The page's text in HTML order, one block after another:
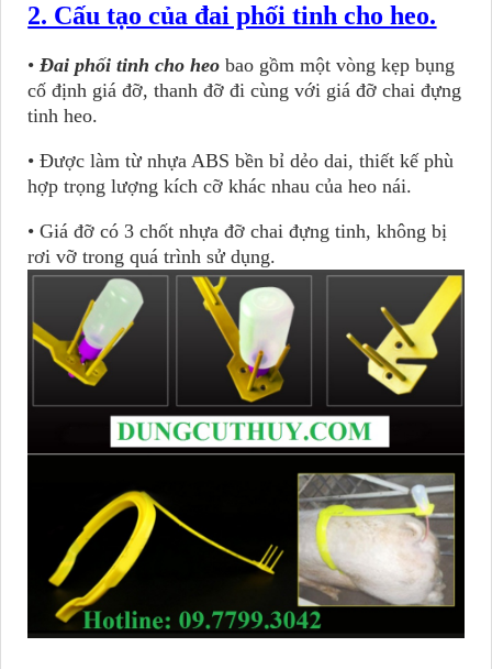
2. Cấu tạo của đai phối tinh cho heo.
•Đai phối tinh cho heobao gồm một vòng kẹp bụng
cố định giá đỡ, thanh đỡ đi cùng với giá đỡ chai đựng
tinh heo.
• Được làm từ nhựa ABS bền bỉ dẻo dai, thiết kế phù
hợp trọng lượng kích cỡ khác nhau của heo nái.
• Giá đỡ có 3 chốt nhựa đỡ chai đựng tinh, không bị
rơi vỡ trong quá trình sử dụng.